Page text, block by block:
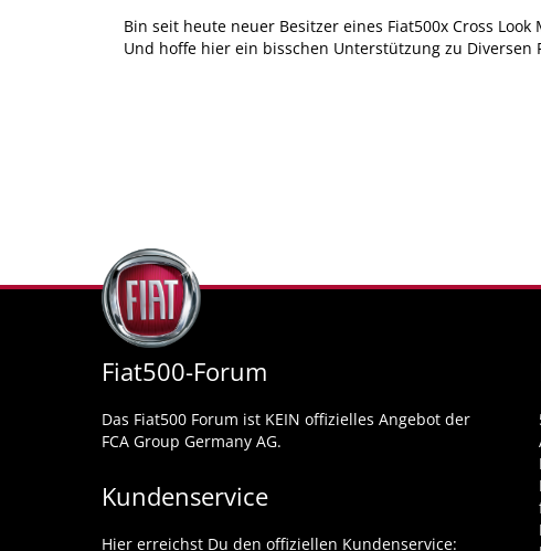
Bin seit heute neuer Besitzer eines Fiat500x Cross Look
Und hoffe hier ein bisschen Unterstützung zu Diversen
Fiat500-Forum
Das Fiat500 Forum ist KEIN offizielles Angebot der
FCA Group Germany AG.
Kundenservice
Hier erreichst Du den offiziellen Kundenservice: